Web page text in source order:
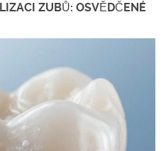
ZUBŮ: OSVĚDČENÉ